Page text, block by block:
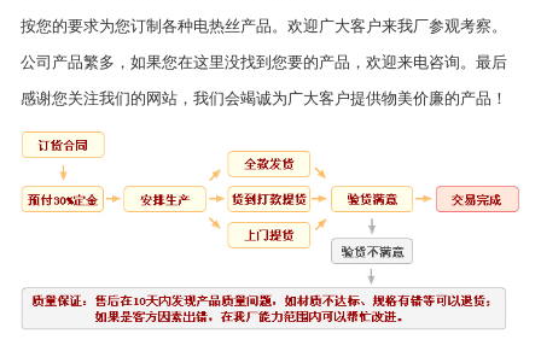
按您的要求为您订制各种电热丝产品。欢迎广大客户来我厂参观考察。
公司产品繁多，如果您在这里没找到您要的产品，欢迎来电咨询。最后
感谢您关注我们的网站，我们会竭诚为广大客户提供物美价廉的产品！